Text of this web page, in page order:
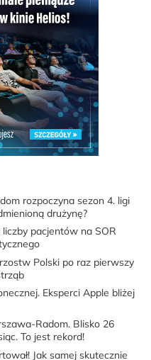
rozpoczyna sezon 4. ligi
drużynę?
pacjentów na SOR
Polski po raz pierwszy
Eksperci Apple bliżej
Radom. Blisko 26
To jest rekord!
Jak samej skutecznie